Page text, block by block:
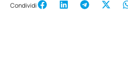
Condividi